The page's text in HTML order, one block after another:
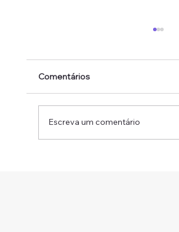
Comentários
Escreva um comentário